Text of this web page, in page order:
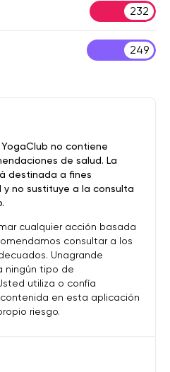
232
249
no contiene
de salud. La
destinada a fines
no sustituye a la consulta
cualquier acción basada
consultar a los
Unagrande
ningún tipo de
utiliza o confía
en esta aplicación
riesgo.